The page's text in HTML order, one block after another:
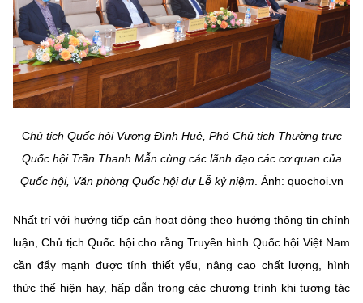
Chủ tịch Quốc hội Vương Đình Huệ, Phó Chủ tịch Thường trực
Quốc hội Trần Thanh Mẫn cùng các lãnh đạo các cơ quan của
Quốc hội, Văn phòng Quốc hội dự Lễ kỷ niệm. Ảnh: quochoi.vn
Nhất trí với hướng tiếp cận hoạt động theo hướng thông tin chính
luận, Chủ tịch Quốc hội cho rằng Truyền hình Quốc hội Việt Nam
cần đẩy mạnh được tính thiết yếu, nâng cao chất lượng, hình
thức thể hiện hay, hấp dẫn trong các chương trình khi tương tác